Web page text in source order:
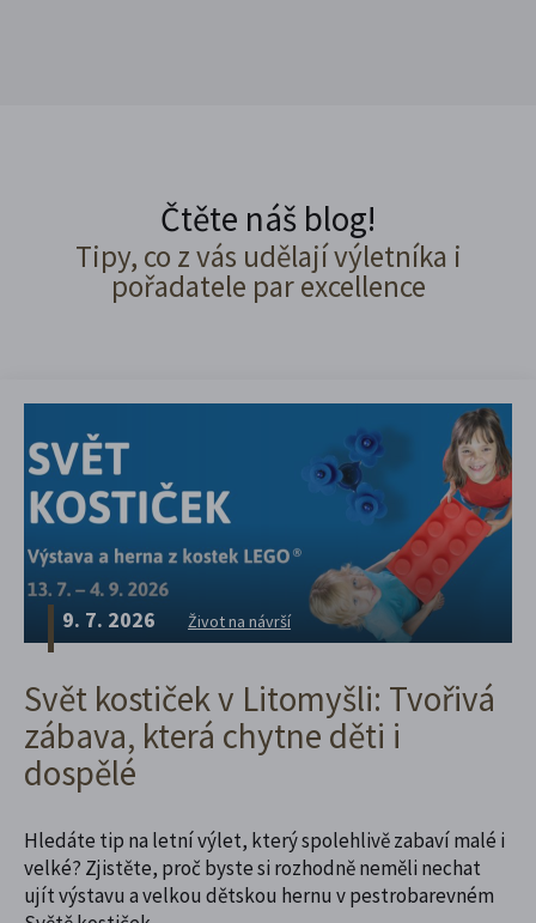
Čtěte náš blog!
Tipy, co z vás udělají výletníka i
pořadatele par excellence
9. 7. 2026 Život na návrší
Svět kostiček v Litomyšli: Tvořivá
zábava, která chytne děti i
dospělé
Hledáte tip na letní výlet, který spolehlivě zabaví malé i
velké? Zjistěte, proč byste si rozhodně neměli nechat
ujít výstavu a velkou dětskou hernu v pestrobarevném